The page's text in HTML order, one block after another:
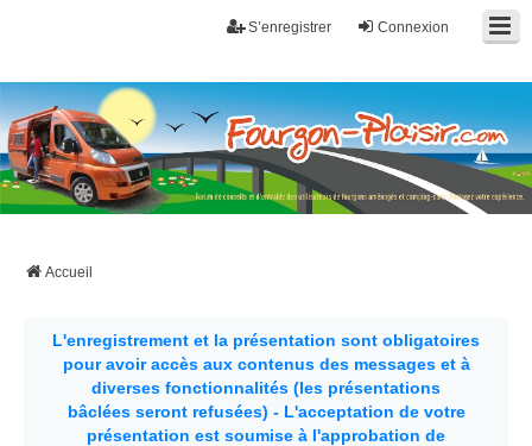
Connexion
S’enregistrer
Fourgon-plaisir.com
Forum de conseils et d'entraide des utilisateurs de fourgons, fourgons
aménagés, vans et de camping-car. Partagez votre expérience.
Accueil
L'enregistrement et la présentation sont obligatoires
pour avoir accès aux contenus des messages et à
diverses fonctionnalités (les présentations
bâclées seront refusées) - L'acceptation de votre
présentation est soumise à l'approbation de